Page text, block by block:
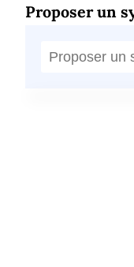
Proposer un